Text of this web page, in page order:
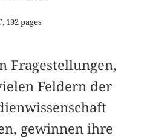
192 pages
Fragestellungen,
Feldern der
gewinnen ihre